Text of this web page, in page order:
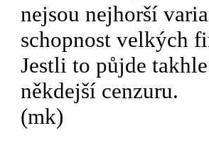
nejsou nejhorší
schopnost velkých
Jestli to půjde
někdejší cenzuru.
(mk)